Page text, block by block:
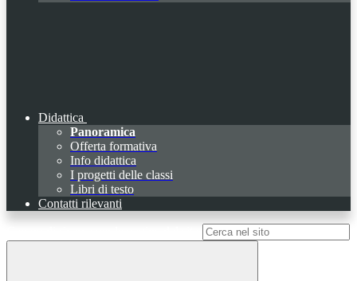
Didattica
Panoramica
Offerta formativa
Info didattica
I progetti delle classi
Libri di testo
Contatti rilevanti